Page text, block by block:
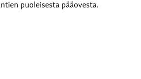
puoleisesta pääovesta.